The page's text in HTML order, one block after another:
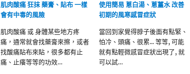
肌肉酸痛 狂抹 藥膏、貼布 一樣
會有中毒的風險
肌肉酸痛 或 身體某些地方疼
痛，通常就會找藥膏來擦，或者
找酸痛貼布來貼，很多都有止
痛、止癢等等的功效…
使用簡易 蔥白湯、蔥薑水 改善
初期的風寒感冒症狀
當回到家覺得脖子後面有點緊、
怕冷、頭痛、很累... 等等, 可能
就有點輕微感冒症狀出現了, 就
可以試…